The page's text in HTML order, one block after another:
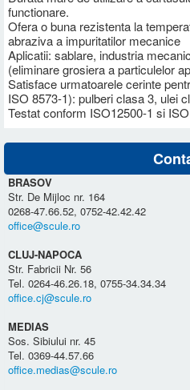
functionare.
Ofera o buna rezistenta la
abraziva a impuritatilor mecanice
Aplicatii: sablare, industria
(eliminare grosiera a particulelor
Satisface urmatoarele cerinte
ISO 8573-1): pulberi clasa 3, ulei
Testat conform ISO12500-1 si
BRASOV
Str. De Mijloc nr. 164
0268-47.66.52, 0752-42.42.42
office@scule.ro
CLUJ-NAPOCA
Str. Fabricii Nr. 56
Tel. 0264-46.26.18, 0755-34.34.34
office.cj@scule.ro
MEDIAS
Sos. Sibiului nr. 45
Tel. 0369-44.57.66
office.medias@scule.ro